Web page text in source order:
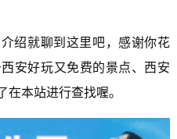
绍就聊到这里吧，感谢你花
安好玩又免费的景点、西安
本站进行查找喔。